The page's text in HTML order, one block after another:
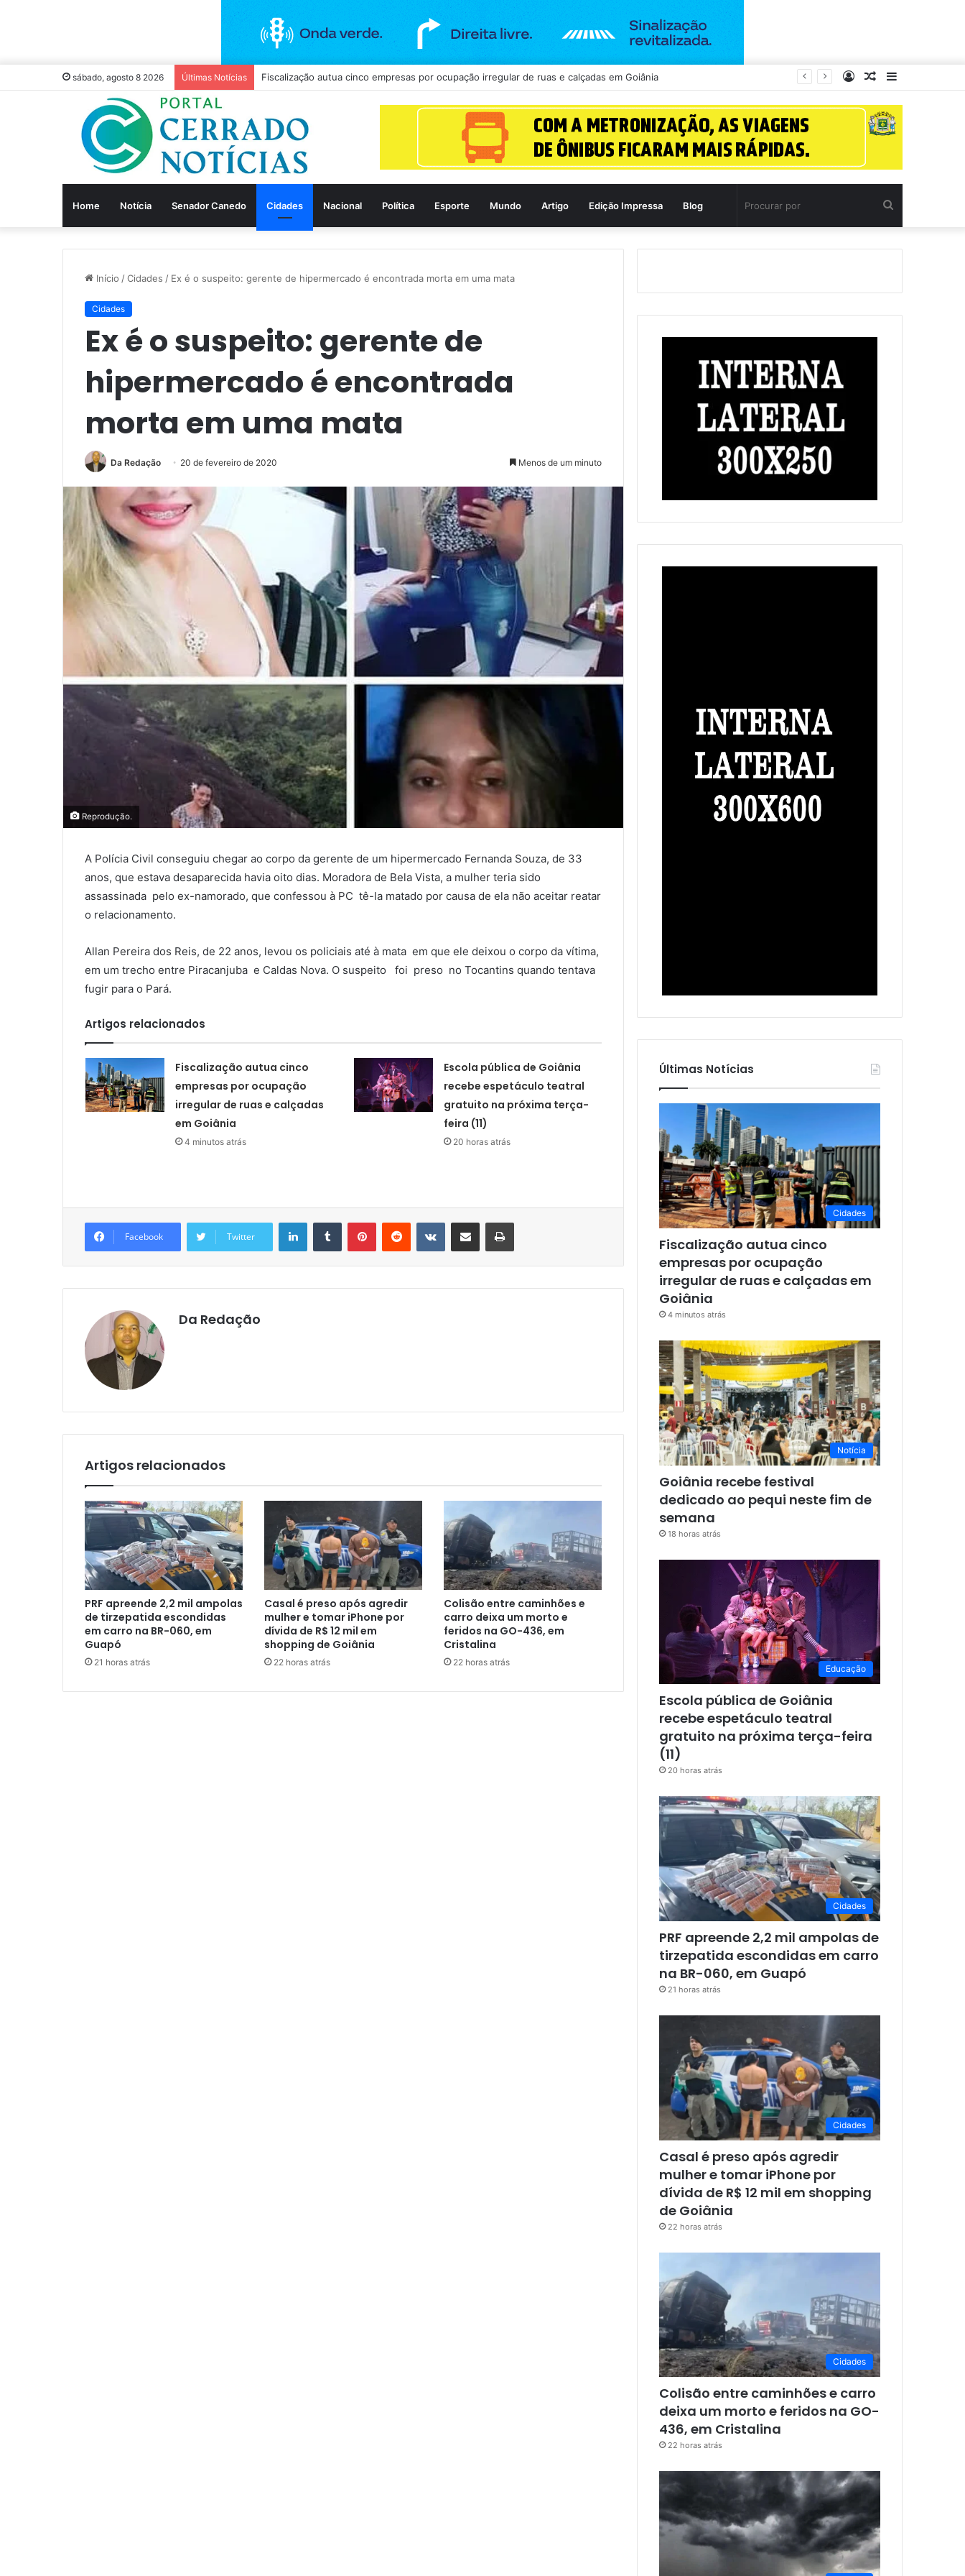
sábado, agosto 8 2026 Últimas Notícias Goiânia recebe festival dedicado ao pequi neste fim de semana
Barra
Lateral
Artigo
aleatório
Entrar
Home Notícia Senador Canedo Cidades Nacional Política Esporte Mundo Artigo Edição Impressa Blog
por
Início /Cidades / Ex é o suspeito: gerente de hipermercado é encontrada morta em uma mata
Cidades
Ex é o suspeito: gerente de
hipermercado é encontrada
morta em uma mata
Da Redação 20 de fevereiro de 2020 Menos de um minuto
Reprodução.
A Polícia Civil conseguiu chegar ao corpo da gerente de um hipermercado Fernanda Souza, de 33
anos, que estava desaparecida havia oito dias. Moradora de Bela Vista, a mulher teria sido
assassinada pelo ex-namorado, que confessou à PC tê-la matado por causa de ela não aceitar reatar
o relacionamento.
Allan Pereira dos Reis, de 22 anos, levou os policiais até à mata em que ele deixou o corpo da vítima,
em um trecho entre Piracanjuba e Caldas Nova. O suspeito foi preso no Tocantins quando tentava
fugir para o Pará.
Artigos relacionados
Fiscalização autua cinco
empresas por ocupação
irregular de ruas e calçadas
em Goiânia
4 minutos atrás
Escola pública de Goiânia
recebe espetáculo teatral
gratuito na próxima terça-
feira (11)
20 horas atrás
Facebook Twitter
LinkedinTumblr PinterestReddit VK Compartilhar via e-mail Imprimir
Da Redação
Artigos relacionados
PRF apreende 2,2 mil ampolas
de tirzepatida escondidas
em carro na BR-060, em
Guapó
21 horas atrás
Casal é preso após agredir
mulher e tomar iPhone por
dívida de R$ 12 mil em
shopping de Goiânia
22 horas atrás
Colisão entre caminhões e
carro deixa um morto e
feridos na GO-436, em
Cristalina
22 horas atrás
Últimas Notícias
Cidades
Fiscalização autua cinco
empresas por ocupação
irregular de ruas e calçadas em
Goiânia
4 minutos atrás
Notícia
Goiânia recebe festival
dedicado ao pequi neste fim de
semana
18 horas atrás
Educação
Escola pública de Goiânia
recebe espetáculo teatral
gratuito na próxima terça-feira
(11)
20 horas atrás
Cidades
PRF apreende 2,2 mil ampolas de
tirzepatida escondidas em carro
na BR-060, em Guapó
21 horas atrás
Cidades
Casal é preso após agredir
mulher e tomar iPhone por
dívida de R$ 12 mil em shopping
de Goiânia
22 horas atrás
Cidades
Colisão entre caminhões e carro
deixa um morto e feridos na GO-
436, em Cristalina
22 horas atrás